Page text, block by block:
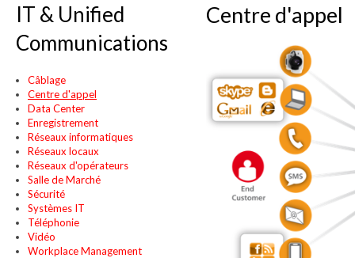
Centre d'appel
IT & Unified
Communications
Câblage
Centre d'appel
Data Center
Enregistrement
Réseaux informatiques
Réseaux locaux
Réseaux d'opérateurs
Salle de Marché
Sécurité
Systèmes IT
Téléphonie
Vidéo
Workplace Management